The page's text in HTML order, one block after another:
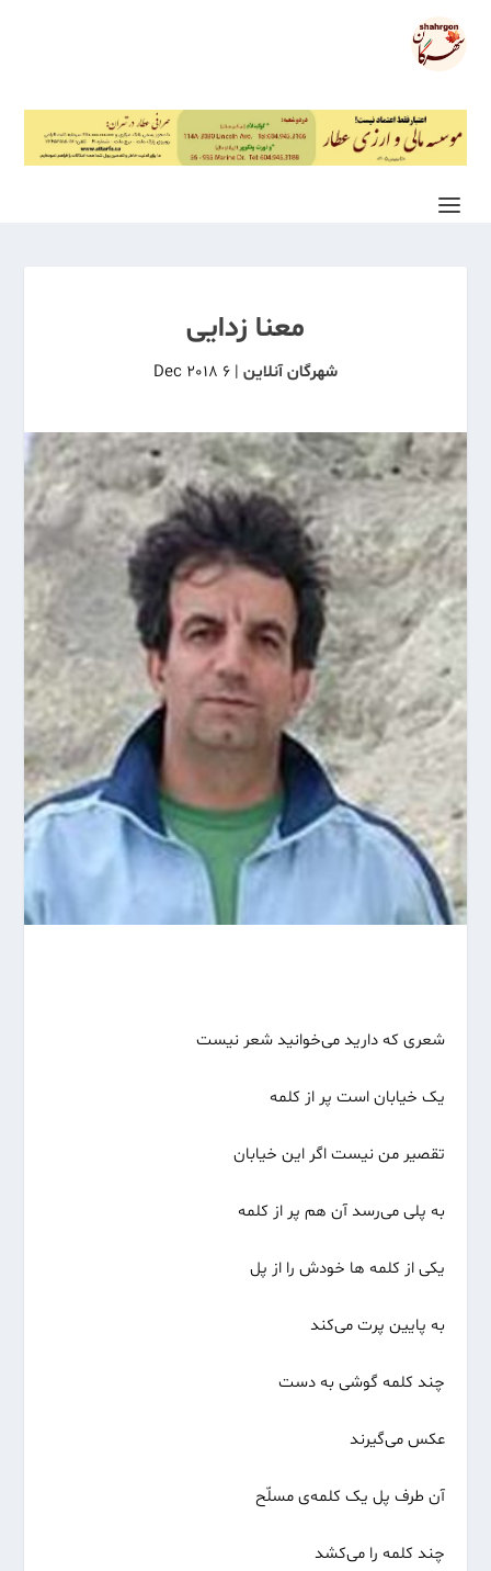
معنا زدایی
شهرگان آنلاین |
6 Dec 2018
شعری که دارید می‌خوانید شعر نیست
یک خیابان است پر از کلمه
تقصیر من نیست اگر این خیابان
به پلی می‌رسد آن هم پر از کلمه
یکی از کلمه ها خودش را از پل
به پایین پرت می‌کند
چند کلمه گوشی به دست
عکس می‌گیرند
آن طرف پل یک کلمه‌ی مسلّح
چند کلمه را می‌کشد